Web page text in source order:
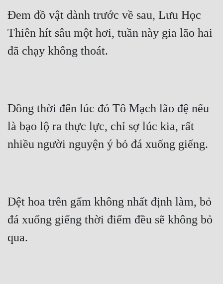
Đem đồ vật dành trước về sau, Lưu Học
Thiên hít sâu một hơi, tuần này gia lão hai
đã chạy không thoát.
Đồng thời đến lúc đó Tô Mạch lão đệ nếu
là bạo lộ ra thực lực, chỉ sợ lúc kia, rất
nhiều người nguyện ý bỏ đá xuống giếng.
Dệt hoa trên gấm không nhất định làm, bỏ
đá xuống giếng thời điểm đều sẽ không bỏ
qua.